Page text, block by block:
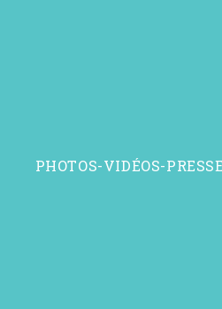
PHOTOS-VIDÉOS-